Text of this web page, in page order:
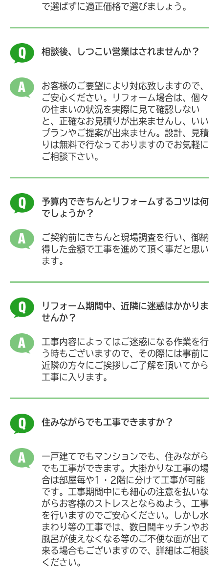
で選ばずに適正価格で選びましょう。
相談後、しつこい営業はされませんか？
お客様のご要望により対応致しますので、
ご安心ください。リフォーム場合は、個々
の住まいの状況を実際に見て確認しない
と、正確なお見積りが出来ませんし、いい
プランやご提案が出来ません。設計、見積
りは無料で行なっておりますのでお気軽に
ご相談下さい。
予算内できちんとリフォームするコツは何
でしょうか？
ご契約前にきちんと現場調査を行い、御納
得した金額で工事を進めて頂く事だと思い
ます。
リフォーム期間中、近隣に迷惑はかかりま
せんか？
工事内容によってはご迷惑になる作業を行
う時もございますので、その際には事前に
近隣の方々にご挨拶しご了解を頂いてから
工事に入ります。
住みながらでも工事できますか？
一戸建てでもマンションでも、住みながら
でも工事ができます。大掛かりな工事の場
合は部屋毎や1・2階に分けて工事が可能
です。工事期間中にも細心の注意を払いな
がらお客様のストレスとならぬよう、工事
を行いますのでご安心ください。しかし水
まわり等の工事では、数日間キッチンやお
風呂が使えなくなる等のご不便な面が出て
来る場合もございますので、詳細はご相談
ください。